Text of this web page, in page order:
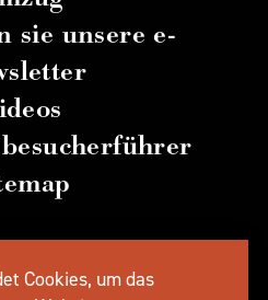
sie unsere e-
581 4325 – Postanschrift
Cookies, um das